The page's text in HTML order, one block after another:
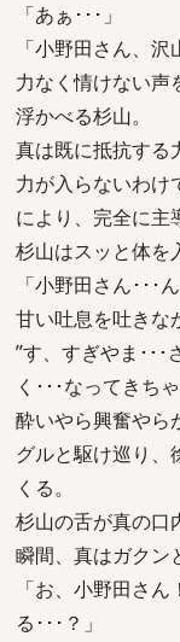
「あぁ･･･」
「小野田さん、沢
力なく情けない声
浮かべる杉山。
真は既に抵抗する
力が入らないわけ
により、完全に主
杉山はスッと体を
「小野田さん･･･ん
甘い吐息を吐きな
”す、すぎやま･･･
く･･･なってきち
酔いやら興奮やら
グルと駆け巡り、
くる。
杉山の舌が真の口
瞬間、真はガクン
「お、小野田さ
る･･･？」